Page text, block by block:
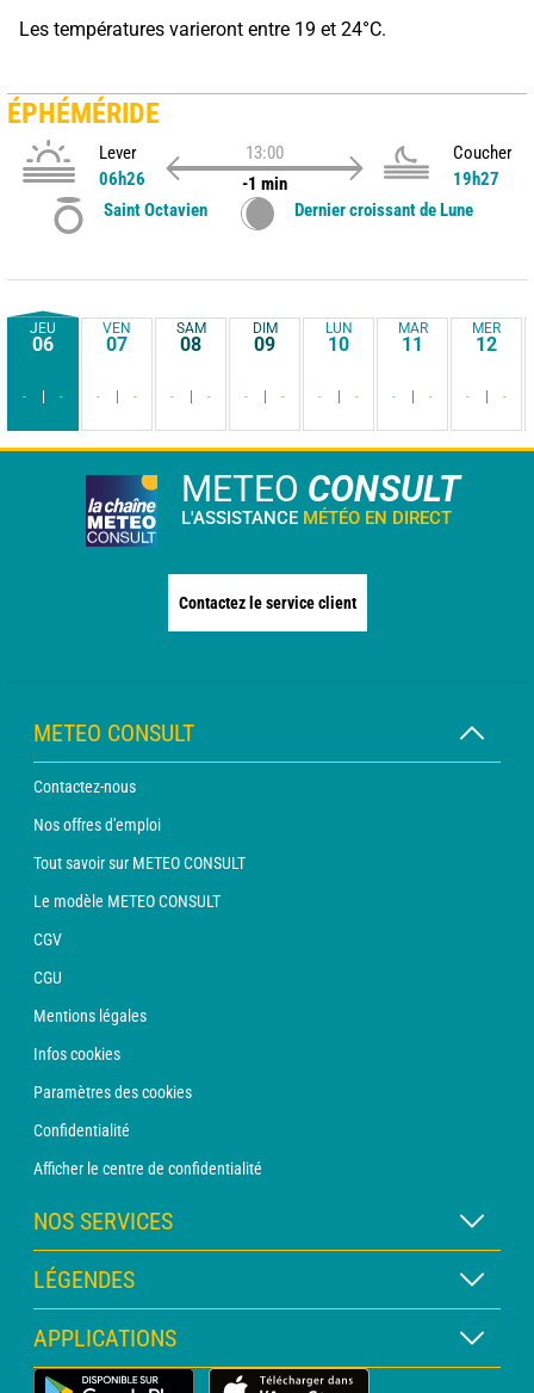
Les températures varieront entre 19 et 24°C.
ÉPHÉMÉRIDE
Lever
06h26
13:00
-1 min
Coucher
19h27
Saint Octavien
Dernier croissant de Lune
JEU
06
- -
VEN
07
- -
SAM
08
- -
DIM
09
- -
LUN
10
- -
MAR
11
- -
MER
12
- -
METEO CONSULT
L'ASSISTANCE MÉTÉO EN DIRECT
Contactez le service client
METEO CONSULT
Contactez-nous
Nos offres d'emploi
Tout savoir sur METEO CONSULT
Le modèle METEO CONSULT
CGV
CGU
Mentions légales
Infos cookies
Paramètres des cookies
Confidentialité
Afficher le centre de confidentialité
NOS SERVICES
Abonnement METEO Xpert
Abonnement METEO PRO
Consultation avec un prévisionniste
LÉGENDES
Légende des cartes
Légende des pictogrammes
APPLICATIONS